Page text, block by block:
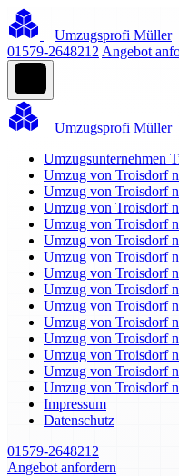
Umzugsprofi Müller
01579-2648212 Angebot
Umzugsprofi Müller
Umzugsunternehmen
Umzug von Troisdorf
Umzug von Troisdorf
Umzug von Troisdorf
Umzug von Troisdorf
Umzug von Troisdorf
Umzug von Troisdorf
Umzug von Troisdorf
Umzug von Troisdorf
Umzug von Troisdorf
Umzug von Troisdorf
Umzug von Troisdorf
Umzug von Troisdorf
Umzug von Troisdorf
Umzug von Troisdorf
Impressum
Datenschutz
01579-2648212
Angebot anfordern